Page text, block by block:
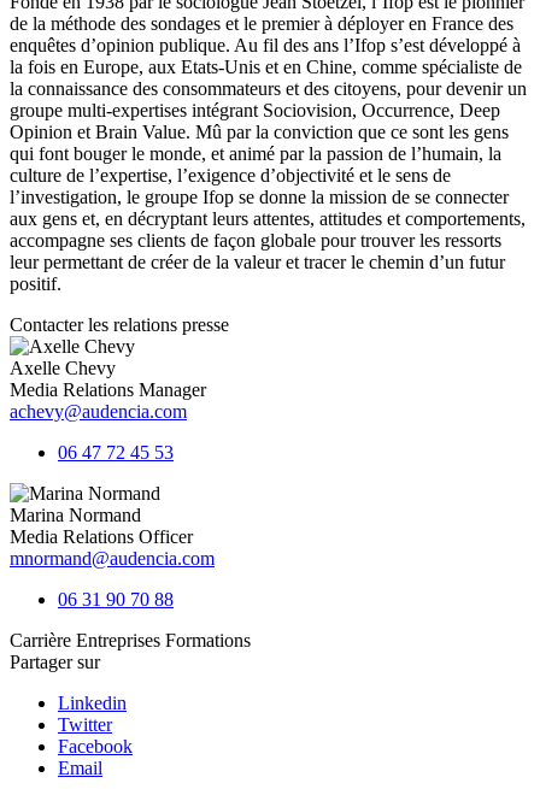
de la méthode des sondages et le premier à déployer en France des
enquêtes d’opinion publique. Au fil des ans l’Ifop s’est développé à
la fois en Europe, aux Etats-Unis et en Chine, comme spécialiste de
la connaissance des consommateurs et des citoyens, pour devenir un
groupe multi-expertises intégrant Sociovision, Occurrence, Deep
Opinion et Brain Value. Mû par la conviction que ce sont les gens
qui font bouger le monde, et animé par la passion de l’humain, la
culture de l’expertise, l’exigence d’objectivité et le sens de
l’investigation, le groupe Ifop se donne la mission de se connecter
aux gens et, en décryptant leurs attentes, attitudes et comportements,
accompagne ses clients de façon globale pour trouver les ressorts
leur permettant de créer de la valeur et tracer le chemin d’un futur
positif.
Contacter les relations presse
Axelle Chevy
Media Relations Manager
achevy@audencia.com
06 47 72 45 53
Marina Normand
Media Relations Officer
mnormand@audencia.com
06 31 90 70 88
Carrière Entreprises Formations
Partager sur
Linkedin
Twitter
Facebook
Email